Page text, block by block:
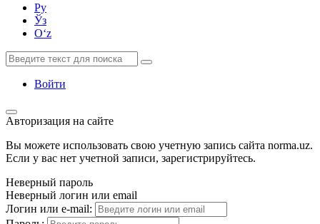
Ру
Ўз
Oʻz
Войти
Авторизация на сайте
Вы можете использовать свою учетную запись сайта norma.uz.
Если у вас нет учетной записи, зарегистрируйтесь.
Неверный пароль
Неверный логин или email
Логин или e-mail: